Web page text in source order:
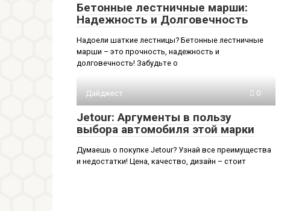
Бетонные лестничные марши:
Надежность и Долговечность
Надоели шаткие лестницы? Бетонные лестничные
марши – это прочность, надежность и
долговечность! Забудьте о
Дайджест 0
Jetour: Аргументы в пользу
выбора автомобиля этой марки
Думаешь о покупке Jetour? Узнай все преимущества
и недостатки! Цена, качество, дизайн – стоит